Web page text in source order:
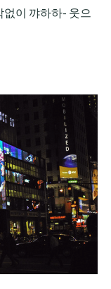
없이 꺄하하- 웃으